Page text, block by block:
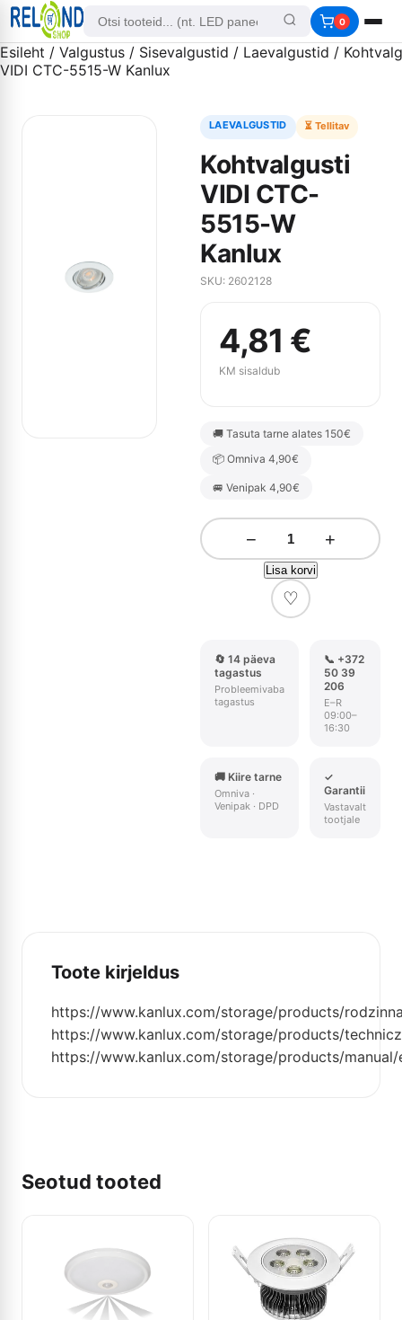
0
Esileht / Valgustus / Sisevalgustid / Laevalgustid /
VIDI CTC-5515-W Kanlux
LAEVALGUSTID ⏳ Tellitav
Kohtvalgusti
VIDI CTC-
5515-W
Kanlux
SKU: 2602128
4,81 €
KM sisaldub
🚚 Tasuta tarne alates 150€
📦 Omniva 4,90€
🚐 Venipak 4,90€
− +
Lisa korvi
♡
🔄 14 päeva
tagastus
Probleemivaba
tagastus
📞 +372
50 39
206
E–R
09:00–
16:30
🚚 Kiire tarne
Omniva ·
Venipak · DPD
✓
Garantii
Vastavalt
tootjale
Toote kirjeldus
https://www.kanlux.com/storage/products/
https://www.kanlux.com/storage/products/
https://www.kanlux.com/storage/products/
Seotud tooted